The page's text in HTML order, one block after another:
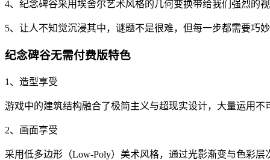
4、纪念碑谷采用埃舍尔艺术风格的几何变换带给我们强烈的
5、让人不知觉沉浸其中，谜题不是很难，但每一步都需要巧
纪念碑谷无需付费版特色
1、造型享受
游戏中的建筑结构融合了极简主义与超现实设计，大量运用
2、画面享受
采用低多边形（Low-Poly）美术风格，通过光影渐变与色彩